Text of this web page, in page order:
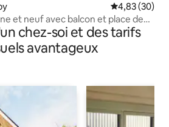
Évaluation
4,83 (30)
et neuf avec balcon et place de
chez-soi et des tarifs
avantageux